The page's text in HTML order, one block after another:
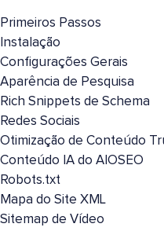
Primeiros Passos
Instalação
Configurações Gerais
Aparência de Pesquisa
Rich Snippets de Schema
Redes Sociais
Otimização de Conteúdo
Conteúdo IA do AIOSEO
Robots.txt
Mapa do Site XML
Sitemap de Vídeo